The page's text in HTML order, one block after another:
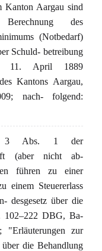
Kanton Aargau sind
des
(Notbedarf)
Schuld- betreibung
11. April 1889
Kantons Aargau,
nach- folgend:
Abs. 1 der
(aber nicht ab-
führen zu einer
einem Steuererlass
desgesetz über die
102–222 DBG, Ba-
zur
die Behandlung